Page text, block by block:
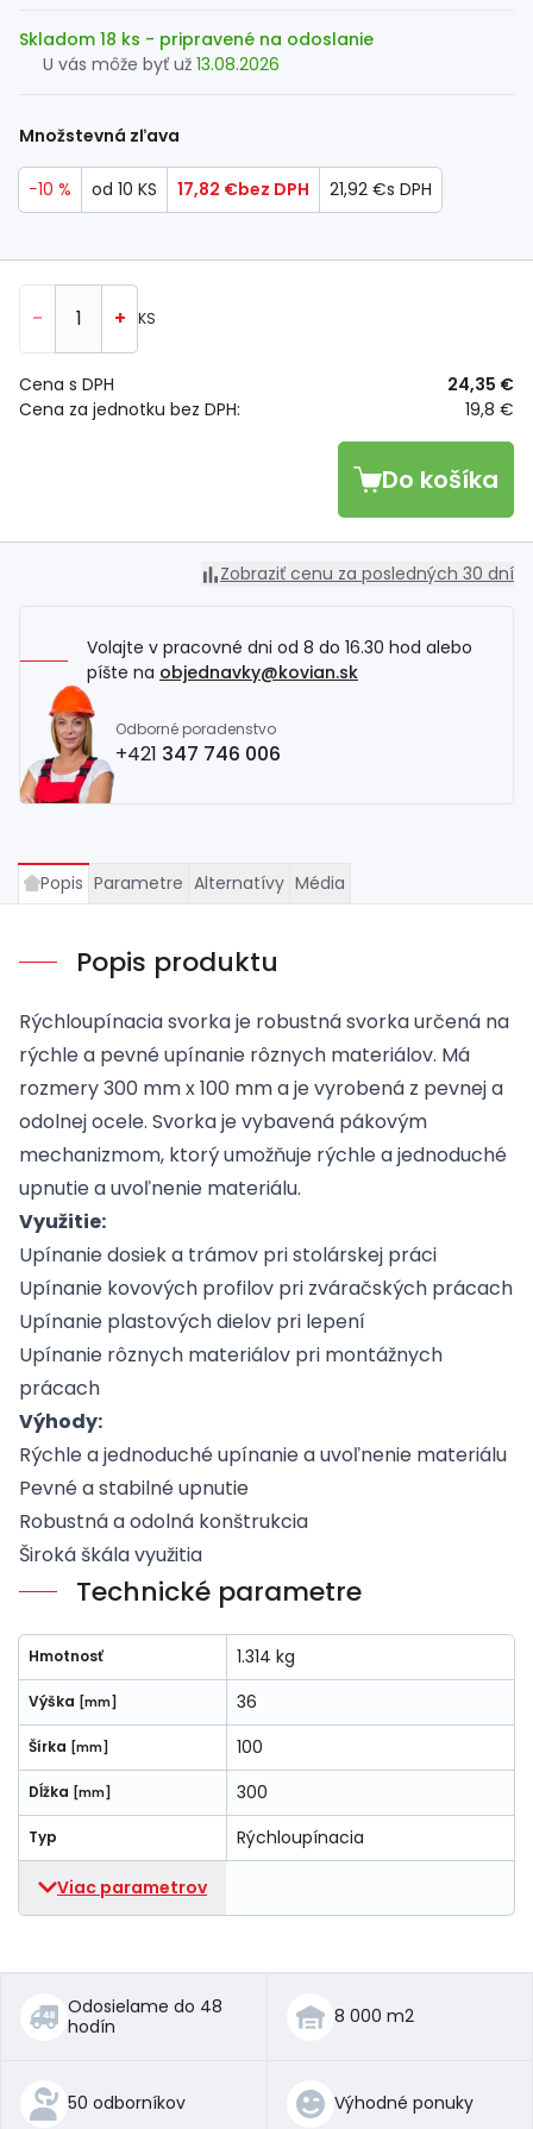
Skladom 18 ks - pripravené na odoslanie
U vás môže byť už 13.08.2026
Množstevná zľava
−10 % od 10 KS 17,82 €bez DPH 21,92 €s DPH
- + KS
Cena za jednotku bez DPH: 19,8 €
Cena s DPH 24,35 €
Do košíka
Zobraziť cenu za posledných 30 dní
Volajte v pracovné dni od 8 do 16.30 hod alebo
píšte na objednavky@kovian.sk
Odborné poradenstvo
+421 347 746 006
Popis Parametre Alternatívy Média
Popis produktu
Rýchloupínacia svorka je robustná svorka určená na
rýchle a pevné upínanie rôznych materiálov. Má
rozmery 300 mm x 100 mm a je vyrobená z pevnej a
odolnej ocele. Svorka je vybavená pákovým
mechanizmom, ktorý umožňuje rýchle a jednoduché
upnutie a uvoľnenie materiálu.
Využitie:
Upínanie dosiek a trámov pri stolárskej práci
Upínanie kovových profilov pri zváračských prácach
Upínanie plastových dielov pri lepení
Upínanie rôznych materiálov pri montážnych
prácach
Výhody:
Rýchle a jednoduché upínanie a uvoľnenie materiálu
Pevné a stabilné upnutie
Robustná a odolná konštrukcia
Široká škála využitia
Technické parametre
Hmotnosť 1.314 kg
Výška [mm] 36
Šírka [mm] 100
Dĺžka [mm] 300
Typ Rýchloupínacia
Viac parametrov
Odosielame do 48
hodín
8 000 m2
50 odborníkov Výhodné ponuky